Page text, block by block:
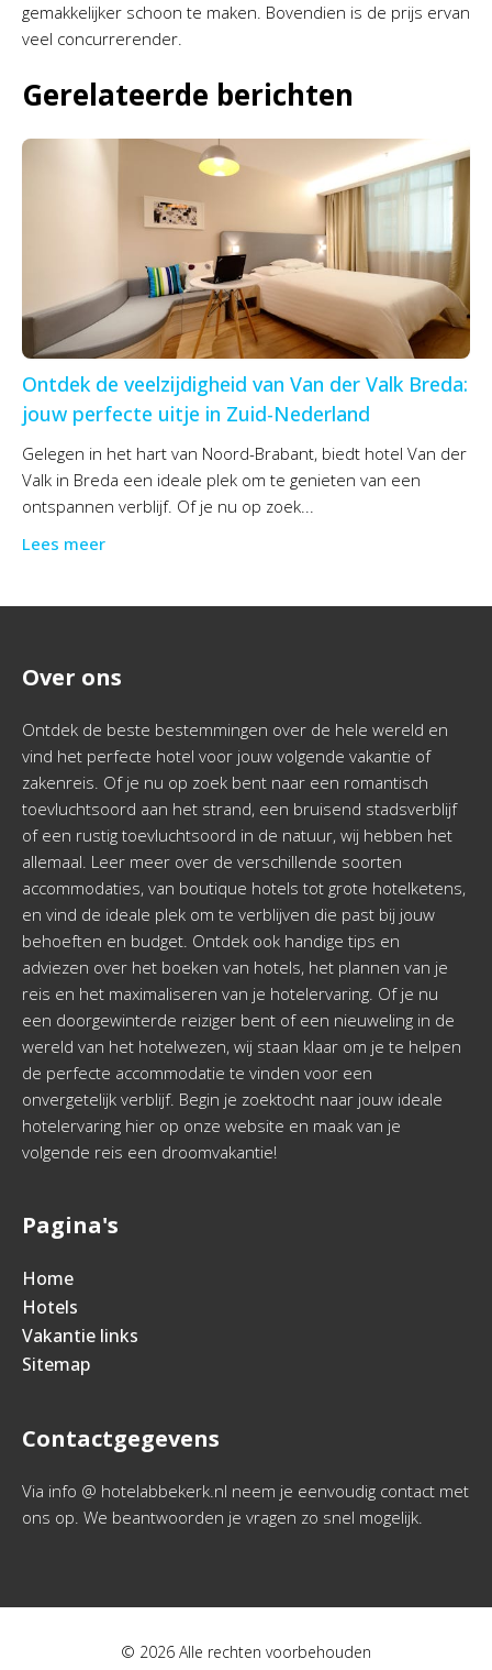
gemakkelijker schoon te maken. Bovendien is de prijs ervan
veel concurrerender.
Gerelateerde berichten
Ontdek de veelzijdigheid van Van der Valk Breda:
jouw perfecte uitje in Zuid-Nederland
Gelegen in het hart van Noord-Brabant, biedt hotel Van der
Valk in Breda een ideale plek om te genieten van een
ontspannen verblijf. Of je nu op zoek...
Lees meer
Over ons
Ontdek de beste bestemmingen over de hele wereld en
vind het perfecte hotel voor jouw volgende vakantie of
zakenreis. Of je nu op zoek bent naar een romantisch
toevluchtsoord aan het strand, een bruisend stadsverblijf
of een rustig toevluchtsoord in de natuur, wij hebben het
allemaal. Leer meer over de verschillende soorten
accommodaties, van boutique hotels tot grote hotelketens,
en vind de ideale plek om te verblijven die past bij jouw
behoeften en budget. Ontdek ook handige tips en
adviezen over het boeken van hotels, het plannen van je
reis en het maximaliseren van je hotelervaring. Of je nu
een doorgewinterde reiziger bent of een nieuweling in de
wereld van het hotelwezen, wij staan klaar om je te helpen
de perfecte accommodatie te vinden voor een
onvergetelijk verblijf. Begin je zoektocht naar jouw ideale
hotelervaring hier op onze website en maak van je
volgende reis een droomvakantie!
Pagina's
Home
Hotels
Vakantie links
Sitemap
Contactgegevens
Via info @ hotelabbekerk.nl neem je eenvoudig contact met
ons op. We beantwoorden je vragen zo snel mogelijk.
© 2026 Alle rechten voorbehouden